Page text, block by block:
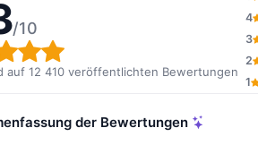
/10
9,3 von
auf 12 410 veröffentlichten Bewertungen
4
3
2
1
der Bewertungen